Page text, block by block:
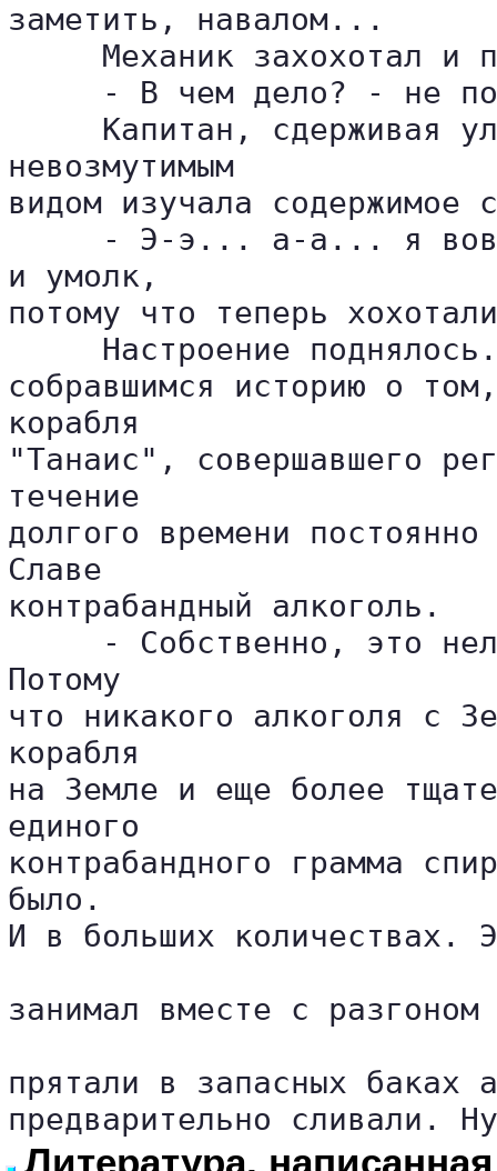
заметить, навалом...
Механик захохотал и
- В чем дело? - не
Капитан, сдерживая
невозмутимым
видом изучала содержимое
- Э-э... а-а... я
и умолк,
потому что теперь
Настроение
собравшимся историю о
корабля
"Танаис", совершавшего
течение
долгого времени
Славе
контрабандный алкоголь.
- Собственно, это
Потому
что никакого алкоголя с
корабля
на Земле и еще более
единого
контрабандного грамма
было.
И в больших количествах.
занимал вместе с
прятали в запасных баках
предварительно сливали.
Литература,